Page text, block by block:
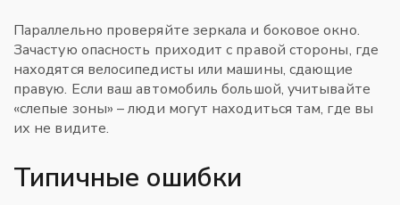
Параллельно проверяйте зеркала и боковое окно.
Зачастую опасность приходит с правой стороны, где
находятся велосипедисты или машины, сдающие
правую. Если ваш автомобиль большой, учитывайте
«слепые зоны» – люди могут находиться там, где вы
их не видите.
Типичные ошибки